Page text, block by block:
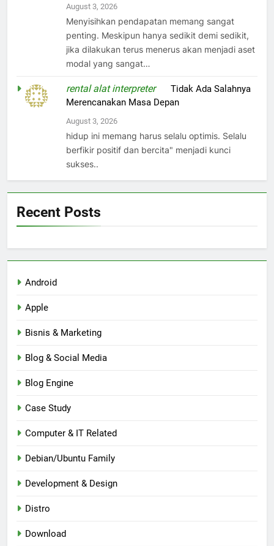
August 3, 2026
Menyisihkan pendapatan memang sangat
penting. Meskipun hanya sedikit demi sedikit,
jika dilakukan terus menerus akan menjadi aset
modal yang sangat…
rental alat interpreteronTidak Ada Salahnya
Merencanakan Masa Depan
August 3, 2026
hidup ini memang harus selalu optimis. Selalu
berfikir positif dan bercita" menjadi kunci
sukses..
Recent Posts
Android
Apple
Bisnis & Marketing
Blog & Social Media
Blog Engine
Case Study
Computer & IT Related
Debian/Ubuntu Family
Development & Design
Distro
Download